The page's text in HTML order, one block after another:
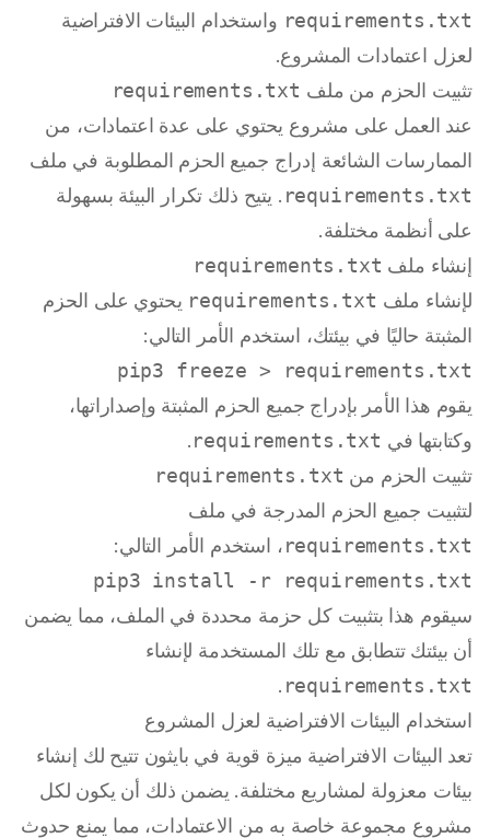
requirements.txt واستخدام البيئات الافتراضية
لعزل اعتمادات المشروع.
تثبيت الحزم من ملف requirements.txt
عند العمل على مشروع يحتوي على عدة اعتمادات، من
الممارسات الشائعة إدراج جميع الحزم المطلوبة في ملف
requirements.txt . يتيح ذلك تكرار البيئة بسهولة
على أنظمة مختلفة.
إنشاء ملف requirements.txt
لإنشاء ملف requirements.txt يحتوي على الحزم
المثبتة حاليًا في بيئتك، استخدم الأمر التالي:
pip3 freeze > requirements.txt
يقوم هذا الأمر بإدراج جميع الحزم المثبتة وإصداراتها،
وكتابتها في requirements.txt
.
تثبيت الحزم من requirements.txt
لتثبيت جميع الحزم المدرجة في ملف
requirements.txt، استخدم الأمر التالي:
pip3 install -r requirements.txt
سيقوم هذا بتثبيت كل حزمة محددة في الملف، مما يضمن
أن بيئتك تتطابق مع تلك المستخدمة لإنشاء
requirements.txt
.
استخدام البيئات الافتراضية لعزل المشروع
تعد البيئات الافتراضية ميزة قوية في بايثون تتيح لك إنشاء
بيئات معزولة لمشاريع مختلفة. يضمن ذلك أن يكون لكل
مشروع مجموعة خاصة به من الاعتمادات، مما يمنع حدوث